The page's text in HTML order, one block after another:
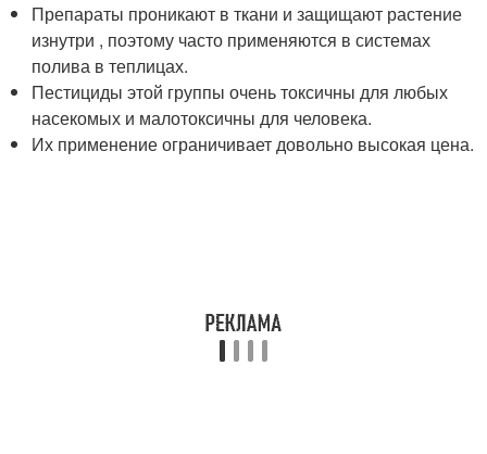
Препараты проникают в ткани и защищают растение
изнутри , поэтому часто применяются в системах
полива в теплицах.
Пестициды этой группы очень токсичны для любых
насекомых и малотоксичны для человека.
Их применение ограничивает довольно высокая цена.